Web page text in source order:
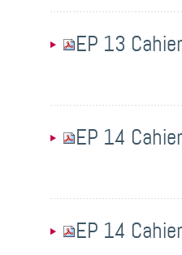
EP 13
EP 14
EP 14